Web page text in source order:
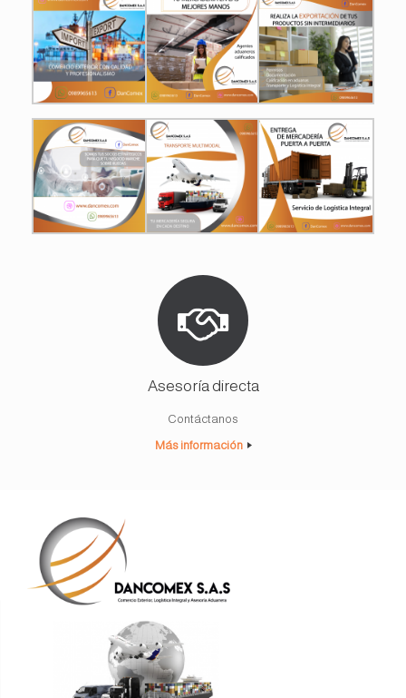
Asesoría directa
Contáctanos
Más información